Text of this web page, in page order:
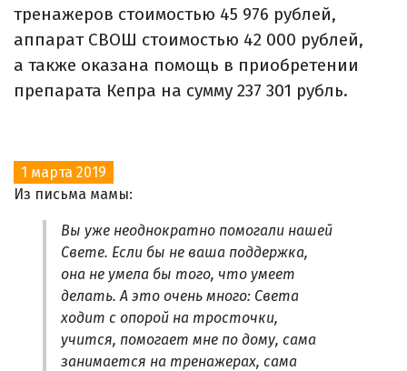
тренажеров стоимостью 45 976 рублей,
аппарат СВОШ стоимостью 42 000 рублей,
а также оказана помощь в приобретении
препарата Кепра на сумму 237 301 рубль.
1 марта 2019
Из письма мамы:
Вы уже неоднократно помогали нашей
Свете. Если бы не ваша поддержка,
она не умела бы того, что умеет
делать. А это очень много: Света
ходит с опорой на тросточки,
учится, помогает мне по дому, сама
занимается на тренажерах, сама